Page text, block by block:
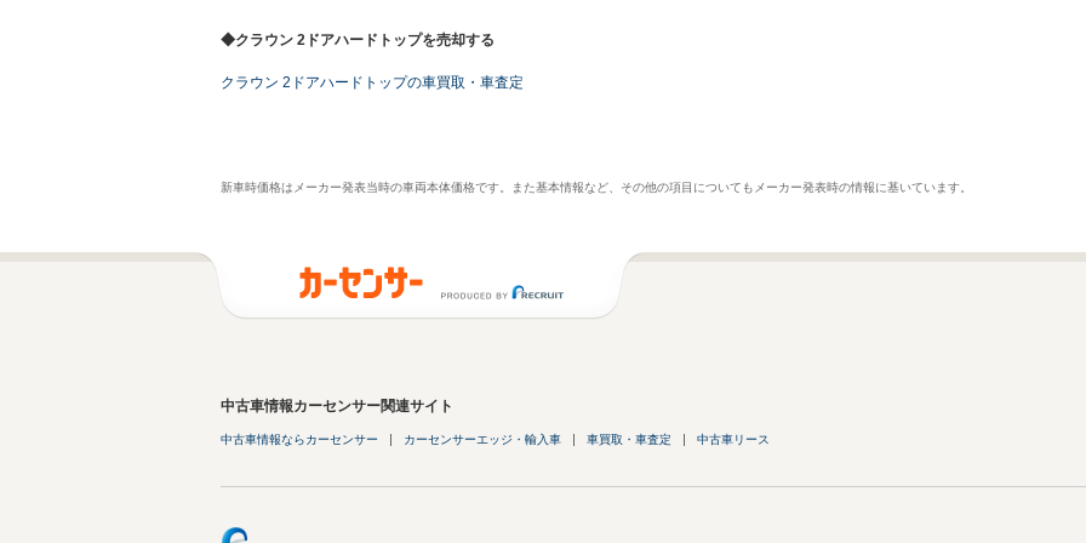
◆クラウン 2ドアハードトップを売却する
クラウン 2ドアハードトップの車買取・車査定
新車時価格はメーカー発表当時の車両本体価格です。また基本情報など、その他の項目についてもメーカー発表時の情報に基いています。
中古車情報カーセンサー関連サイト
中古車情報ならカーセンサー カーセンサーエッジ・輸入車 車買取・車査定 中古車リース